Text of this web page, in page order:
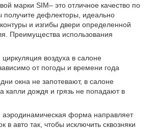
марки SIM– это отличное качество по
получите дефлекторы, идеально
и изгибы двери определенной
Преимущества использования
циркуляция воздуха в салоне
от погоды и времени года
окна не запотевают, в салоне
капли дождя и грязь не попадают в
аэродинамическая форма направляет
в авто так, чтобы исключить сквозняки